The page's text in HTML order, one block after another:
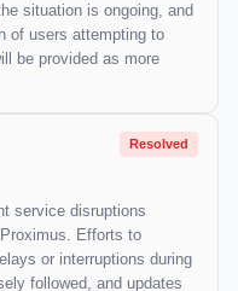
situation is ongoing, and
of users attempting to
be provided as more
Resolved
service disruptions
Efforts to
or interruptions during
followed, and updates